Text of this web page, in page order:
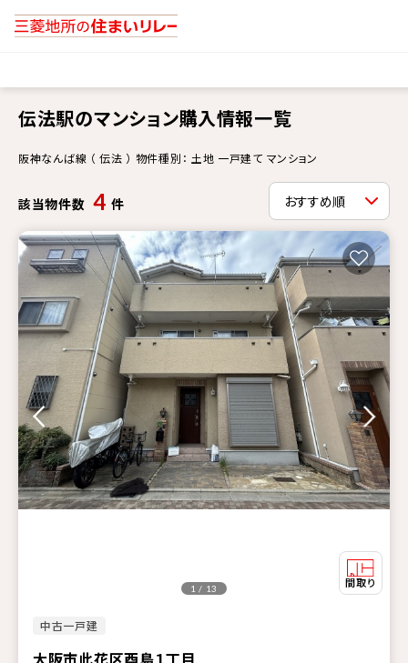
伝法駅のマンション購入情報一覧
阪神なんば線 （ 伝法 ） 物件種別： 土地 一戸建て マンション
該当物件数 4 件
中古一戸建
大阪市此花区酉島１丁目
1 / 13